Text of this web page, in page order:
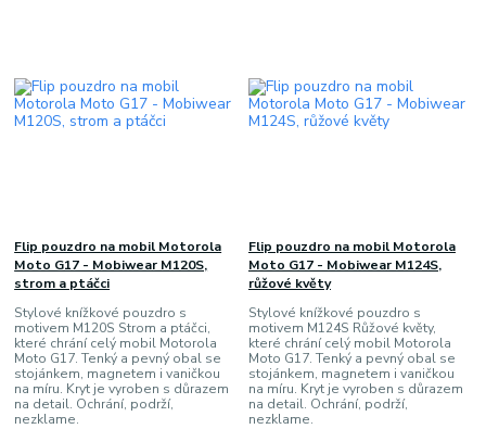
Flip pouzdro na mobil Motorola
Moto G17 - Mobiwear M120S,
strom a ptáčci
Stylové knížkové pouzdro s
motivem M120S Strom a ptáčci,
které chrání celý mobil Motorola
Moto G17. Tenký a pevný obal se
stojánkem, magnetem i vaničkou
na míru. Kryt je vyroben s důrazem
na detail. Ochrání, podrží,
nezklame.
Flip pouzdro na mobil Motorola
Moto G17 - Mobiwear M124S,
růžové květy
Stylové knížkové pouzdro s
motivem M124S Růžové květy,
které chrání celý mobil Motorola
Moto G17. Tenký a pevný obal se
stojánkem, magnetem i vaničkou
na míru. Kryt je vyroben s důrazem
na detail. Ochrání, podrží,
nezklame.